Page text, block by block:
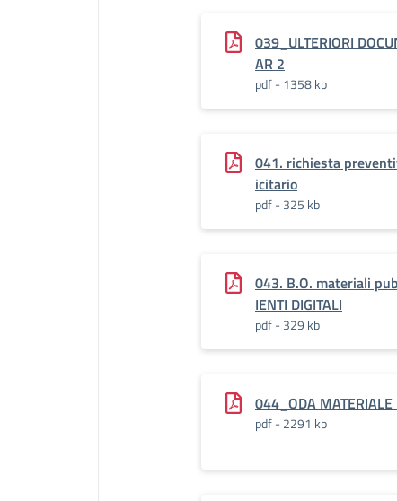
039_ULTERIORI
AR 2
pdf - 1358 kb
041. richiesta
icitario
pdf - 325 kb
043. B.O. materiali
IENTI DIGITALI
pdf - 329 kb
044_ODA MATERIALE
pdf - 2291 kb